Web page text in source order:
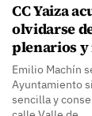
CC Yaiza
olvidarse
plenarios y
Emilio Machín
Ayuntamiento
sencilla y